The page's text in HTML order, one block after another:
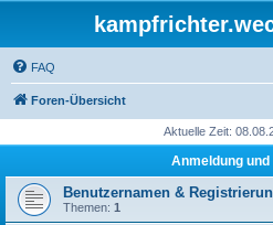
FAQ
Foren-Übersicht
Aktuelle Zeit:
Anmeldung und
Benutzernamen &
Themen: 1